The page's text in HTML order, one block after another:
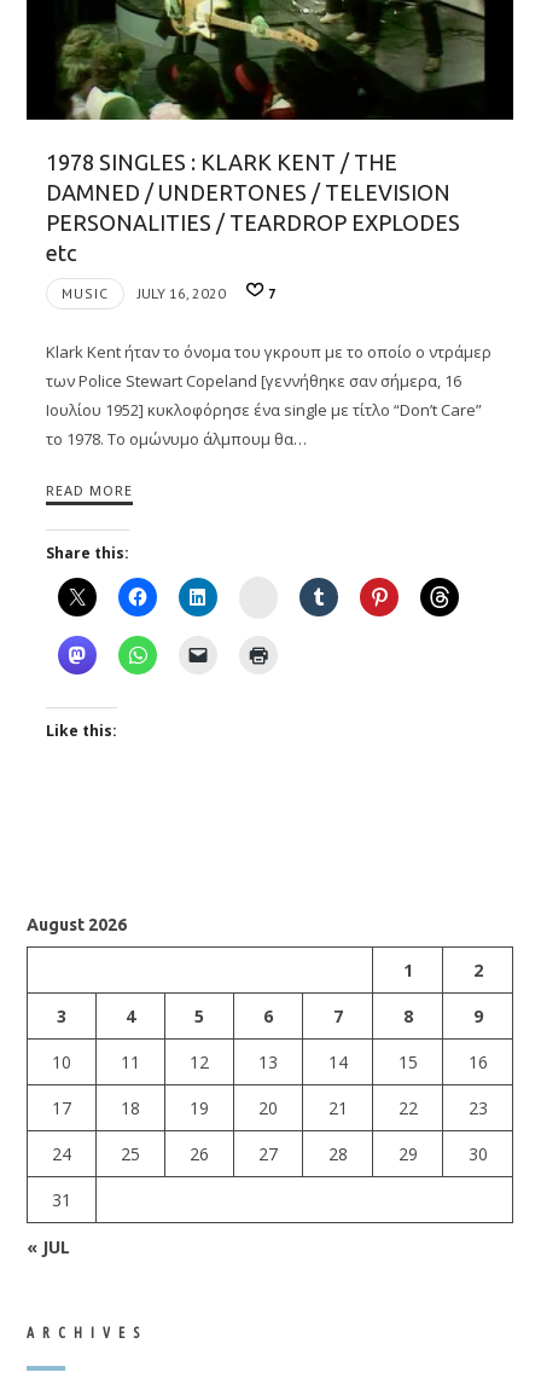
1978 SINGLES : KLARK KENT / THE
DAMNED / UNDERTONES / TELEVISION
PERSONALITIES / TEARDROP EXPLODES
etc
MUSIC JULY 16, 2020 7
Klark Kent ήταν το όνομα του γκρουπ με το οποίο ο ντράμερ
των Police Stewart Copeland [γεννήθηκε σαν σήμερα, 16
Ιουλίου 1952] κυκλοφόρησε ένα single με τίτλο “Don’t Care”
το 1978. Το ομώνυμο άλμπουμ θα…
READ MORE
Share this:
Instagram
Like this:
August 2026
1
2
3
4 5 6 7 8
9
10
11 12 13 14 15
16
17
18 19 20 21 22
23
24
25 26 27 28 29
30
31
« JUL
ARCHIVES